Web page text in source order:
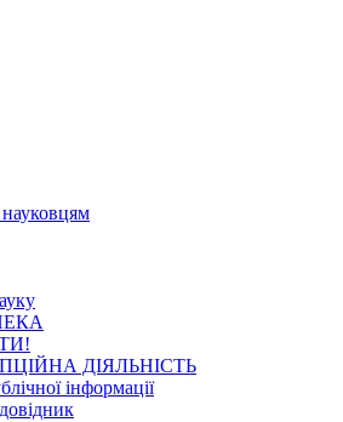
ДІЯЛЬНІСТЬ
інформації